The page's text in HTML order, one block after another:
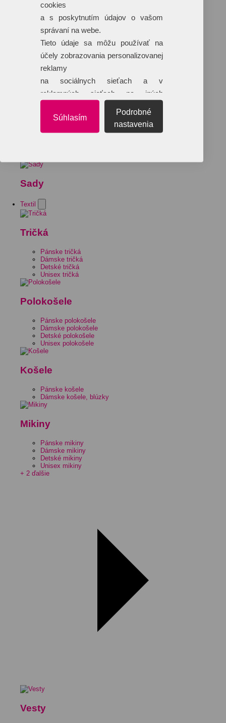
Sady
Textil
Tričká
Pánske tričká
Dámske tričká
Detské tričká
Unisex tričká
Polokošele
Pánske polokošele
Dámske polokošele
Detské polokošele
Unisex polokošele
Košele
Pánske košele
Dámske košele, blúzky
Mikiny
Pánske mikiny
Dámske mikiny
Detské mikiny
Unisex mikiny
+ 2 ďalšie
Vesty
cookies
a s poskytnutím údajov o vašom
správaní na webe.
Tieto údaje sa môžu používať na
účely zobrazovania personalizovanej
reklamy
na sociálnych sieťach a v
reklamných sieťach na iných
Súhlasím
Podrobné
nastavenia